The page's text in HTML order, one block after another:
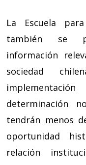
La Escuela
también se
información
sociedad
determinación
tendrán menos
oportunidad
relación